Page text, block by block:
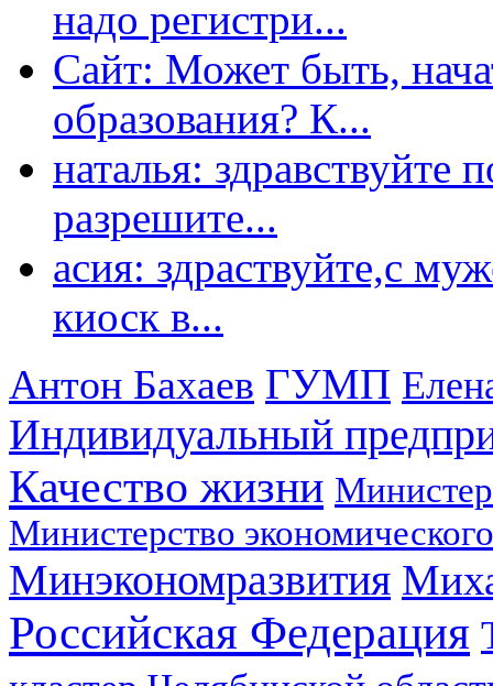
надо регистри...
Сайт: Может быть,
образования? К...
наталья: здравствуйте
разрешите...
асия: здраствуйте,с
киоск в...
Антон Бахаев ГУМП
Индивидуальный
Качество жизни
Министерство
Минэкономразвития
Российская Федерация